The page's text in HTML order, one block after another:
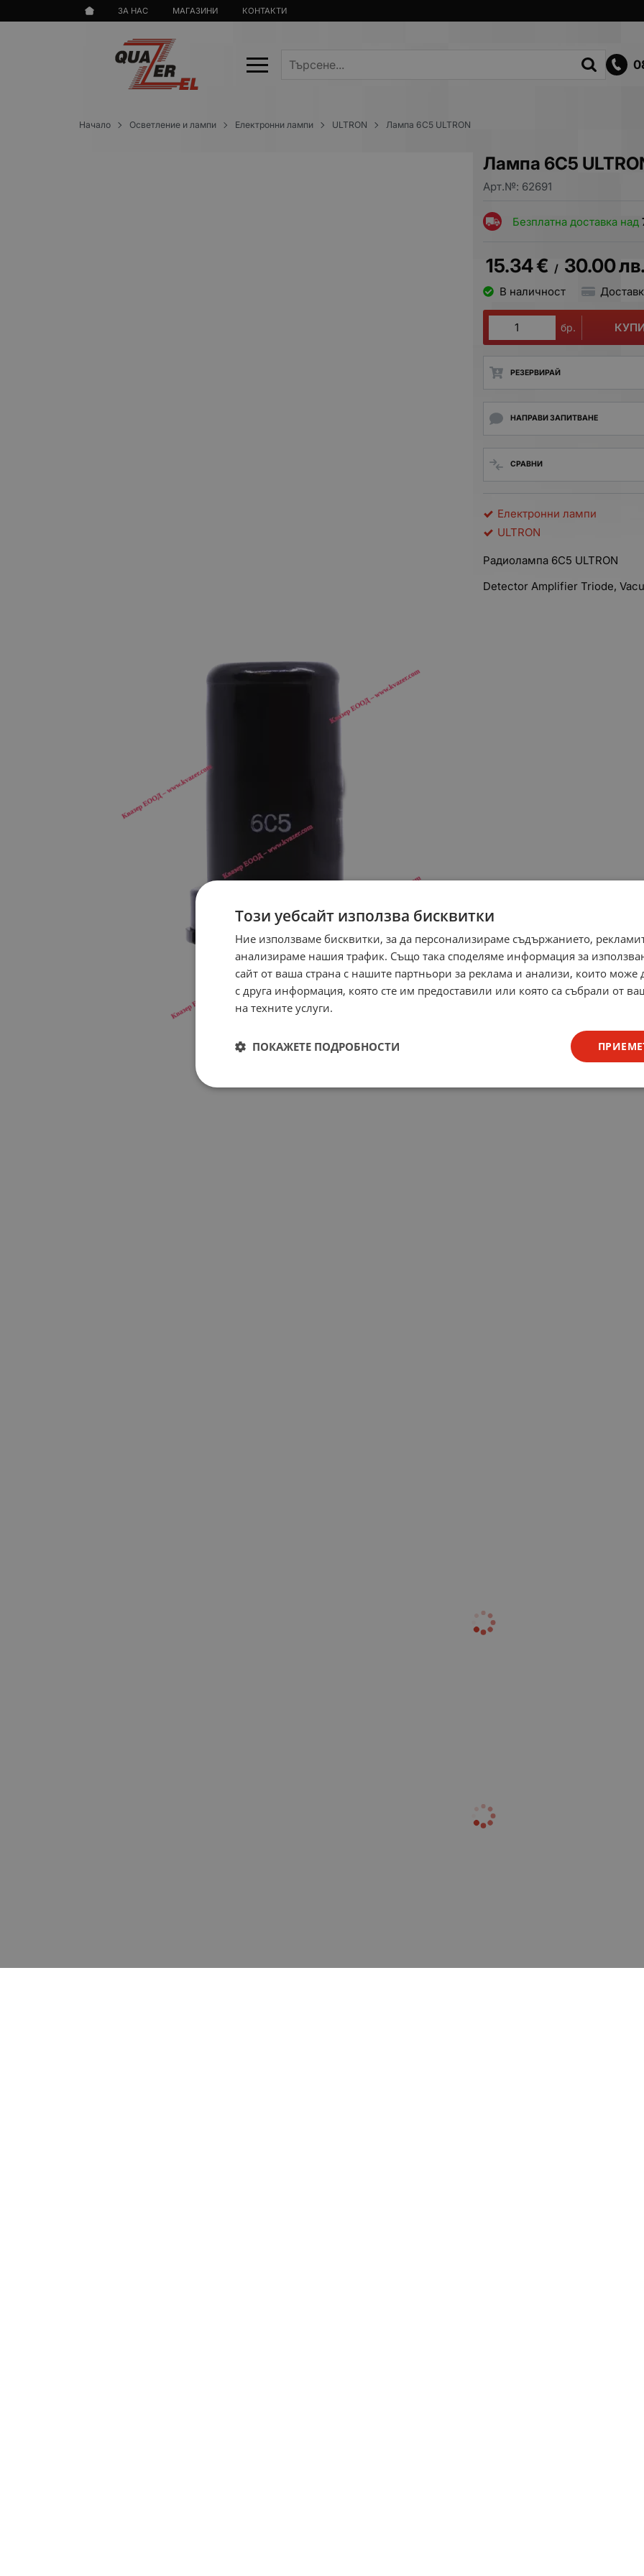
ЗА НАС МАГАЗИНИ КОНТАКТИ
Начало Осветление и лампи Електронни лампи ULTRON Лампа 6C5 ULTRON
Лампа 6C5
Арт.№: 62691
Безплатна доставка над
15.34€ / 30.00лв.
В наличност
бр.
РЕЗЕРВИРАЙ
НАПРАВИ ЗАПИТВАНЕ
СРАВНИ
Електронни лампи
ULTRON
Радиолампа 6C5 ULTRON
Detector Amplifier Triode,
Този уебсайт използва бисквитки
Ние използваме бисквитки, за да персонализираме съдържанието,
анализираме нашия трафик. Също така споделяме информация за
сайт от ваша страна с нашите партньори за реклама и анализи, които може
с друга информация, която сте им предоставили или която са събрали от
на техните услуги.
ПОКАЖЕТЕ ПОДРОБНОСТИ